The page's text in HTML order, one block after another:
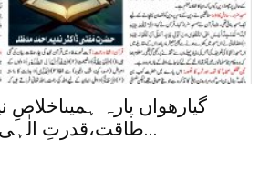
گیارھواں پارہ
طاقت،قدرتِ الٰہی کا مشاہدہ اور...